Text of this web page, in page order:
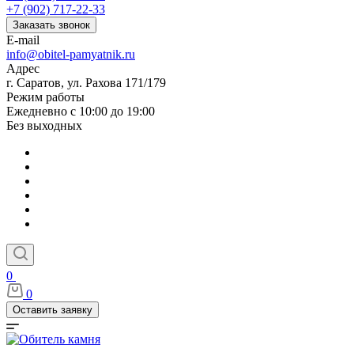
+7 (902) 717-22-33
Заказать звонок
E-mail
info@obitel-pamyatnik.ru
Адрес
г. Саратов, ул. Рахова 171/179
Режим работы
Ежедневно с 10:00 до 19:00
Без выходных
0
0
Оставить заявку